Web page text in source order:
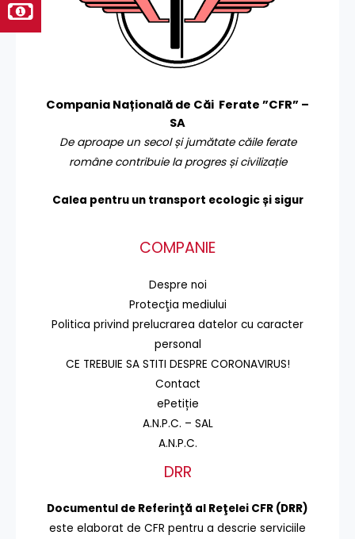
Compania Națională de Căi Ferate ”CFR” –
SA
De aproape un secol și jumătate căile ferate
române contribuie la progres și civilizație
Calea pentru un transport ecologic și sigur
COMPANIE
Despre noi
Protecţia mediului
Politica privind prelucrarea datelor cu caracter
personal
CE TREBUIE SA STITI DESPRE CORONAVIRUS!
Contact
ePetiție
A.N.P.C. – SAL
A.N.P.C.
DRR
Documentul de Referinţă al Reţelei CFR (DRR)
este elaborat de CFR pentru a descrie serviciile